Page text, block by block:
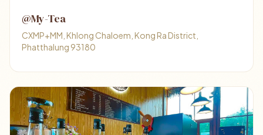
@My-Tea
CXMP+MM, Khlong Chaloem, Kong Ra District,
Phatthalung 93180